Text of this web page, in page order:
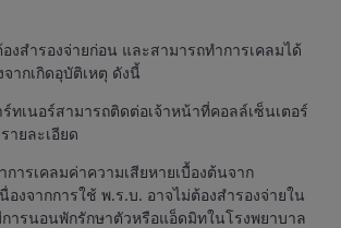
งสำรองจ่ายก่อน และสามารถทำการเคลมได้
ากเกิดอุบัติเหตุ ดังนี้
ร์ทเนอร์สามารถติดต่อเจ้าหน้าที่คอลล์เซ็นเตอร์
ายละเอียด
ารเคลมค่าความเสียหายเบื้องต้นจาก
องจากการใช้ พ.ร.บ. อาจไม่ต้องสำรองจ่ายใน
ารนอนพักรักษาตัวหรือแอ็ดมิทในโรงพยาบาล